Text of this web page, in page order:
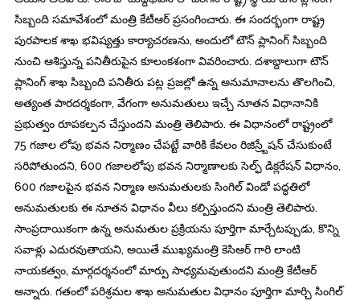
సిబ్బంది సమావేశంలో మంత్రి కేటీఆర్ ప్రసంగించారు. ఈ సందర్భంగా రాష్ట్ర
పురపాలక శాఖ భవిష్యత్తు కార్యాచరణను, అందులో టౌన్ ప్లానింగ్ సిబ్బంది
నుంచి ఆశిస్తున్న పనితీరుపైన కూలంకశంగా వివరించారు. దశాబ్దాలుగా టౌన్
ప్లానింగ్ శాఖ సిబ్బంది పనితీరు పట్ల ప్రజల్లో ఉన్న అనుమానాలను తొలగించి,
అత్యంత పారదర్శకంగా, వేగంగా అనుమతులు ఇచ్చే నూతన విధానానికి
ప్రభుత్వం రూపకల్పన చేస్తుందని మంత్రి తెలిపారు. ఈ విధానంలో రాష్ట్రంలో
75 గజాల లోపు భవన నిర్మాణం చేపట్టే వారికి కేవలం రిజిస్ర్టేషన్ చేసుకుంటే
సరిపోతుందని, 600 గజాలలోపు భవన నిర్మాణాలకు సెల్ఫ్ డిక్లరేషన్ విధానం,
600 గజాలపైన భవన నిర్మాణ అనుమతులకు సింగిల్ విండో పద్ధతిలో
అనుమతులకు ఈ నూతన విధానం వీలు కల్పిస్తుందని మంత్రి తెలిపారు.
సాంప్రదాయికంగా ఉన్న అనుమతుల ప్రక్రియను పూర్తిగా మార్చేటప్పుడు, కొన్ని
సవాళ్లు ఎదురవుతాయని, అయితే ముఖ్యమంత్రి కెసిఆర్ గారి లాంటి
నాయకత్వం, మార్గదర్శనంలో మార్పు సాధ్యమవుతుందని మంత్రి కేటీఆర్
అన్నారు. గతంలో పరిశ్రమల శాఖ అనుమతుల విధానం పూర్తిగా మార్చి సింగిల్